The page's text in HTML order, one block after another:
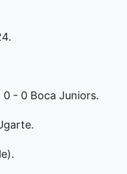
0 - 0 Boca Juniors.